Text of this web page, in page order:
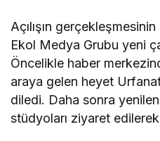
Açılışın
Ekol Medya Grubu yeni
Öncelikle haber
araya gelen heyet
diledi. Daha sonra
stüdyoları ziyaret